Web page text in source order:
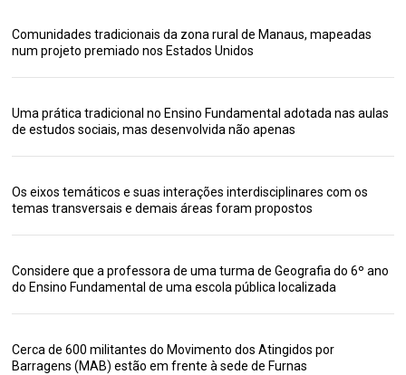
Comunidades tradicionais da zona rural de Manaus, mapeadas
num projeto premiado nos Estados Unidos
Uma prática tradicional no Ensino Fundamental adotada nas aulas
de estudos sociais, mas desenvolvida não apenas
Os eixos temáticos e suas interações interdisciplinares com os
temas transversais e demais áreas foram propostos
Considere que a professora de uma turma de Geografia do 6º ano
do Ensino Fundamental de uma escola pública localizada
Cerca de 600 militantes do Movimento dos Atingidos por
Barragens (MAB) estão em frente à sede de Furnas